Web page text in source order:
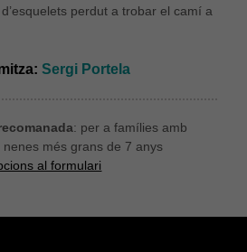
perdut a trobar el camí a
Sergi Portela
: per a famílies amb
nenes més grans de 7 anys
al formulari